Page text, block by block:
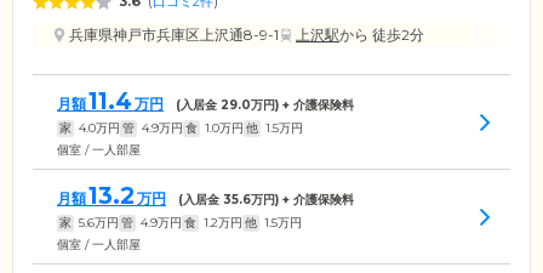
兵庫県神戸市兵庫区上沢通8-9-1 上沢駅から 徒歩2分
月額11.4 万円 (入居金 29.0万円) + 介護保険料
家 4.0万円 管 4.9万円 食 1.0万円 他 1.5万円
個室 / 一人部屋
月額13.2 万円 (入居金 35.6万円) + 介護保険料
家 5.6万円 管 4.9万円 食 1.2万円 他 1.5万円
個室 / 一人部屋